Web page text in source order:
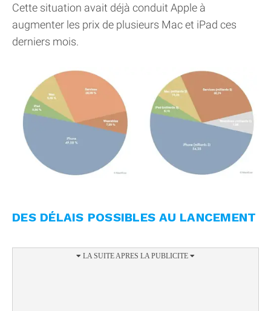
Cette situation avait déjà conduit Apple à
augmenter les prix de plusieurs Mac et iPad ces
derniers mois.
DES DÉLAIS POSSIBLES AU LANCEMENT